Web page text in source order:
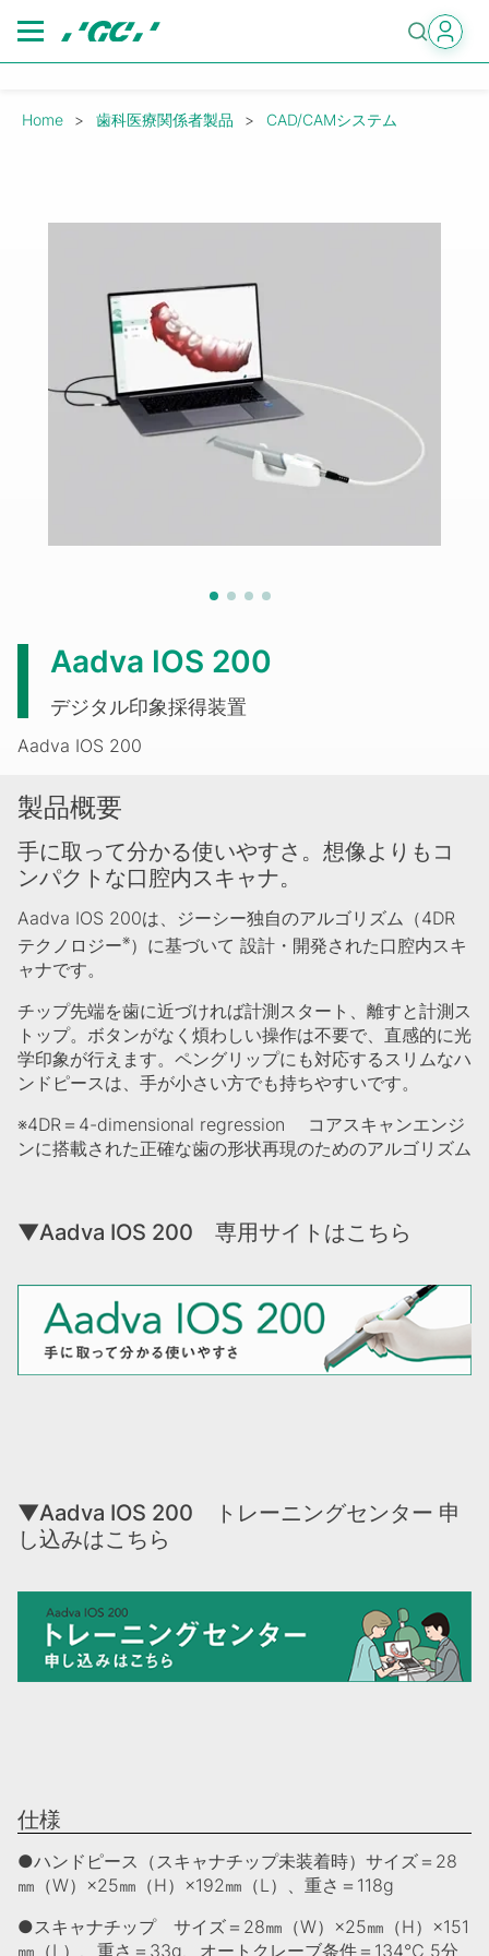
main
Breadcrumb
Home 歯科医療関係者製品 CAD/CAMシステム
Aadva IOS 200
デジタル印象採得装置
Aadva IOS 200
製品概要
手に取って分かる使いやすさ。想像よりもコ
ンパクトな口腔内スキャナ。
Aadva IOS 200は、ジーシー独自のアルゴリズム（4DR
テクノロジー※）に基づいて 設計・開発された口腔内スキ
ャナです。
チップ先端を歯に近づければ計測スタート、離すと計測ス
トップ。ボタンがなく煩わしい操作は不要で、直感的に光
学印象が行えます。ペングリップにも対応するスリムなハ
ンドピースは、手が小さい方でも持ちやすいです。
※4DR＝4-dimensional regression コアスキャンエンジ
ンに搭載された正確な歯の形状再現のためのアルゴリズム
▼Aadva IOS 200 専用サイトはこちら
▼Aadva IOS 200 トレーニングセンター 申
し込みはこちら
仕様
●ハンドピース（スキャナチップ未装着時）サイズ＝28
㎜（W）×25㎜（H）×192㎜（L）、重さ＝118g
●スキャナチップ サイズ＝28㎜（W）×25㎜（H）×151
㎜（L）、重さ＝33g、オートクレーブ条件＝134℃ 5分